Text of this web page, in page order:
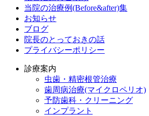
当院の治療例(Before&after)集
お知らせ
ブログ
院長のとっておきの話
プライバシーポリシー
診療案内
虫歯・精密根管治療
歯周病治療(マイクロペリオ)
予防歯科・クリーニング
インプラント